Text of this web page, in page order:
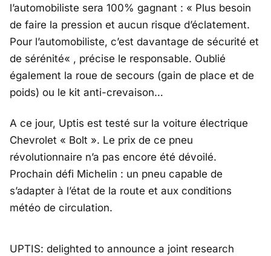
l’automobiliste sera 100% gagnant : « Plus besoin
de faire la pression et aucun risque d’éclatement.
Pour l’automobiliste, c’est davantage de sécurité et
de sérénité« , précise le responsable. Oublié
également la roue de secours (gain de place et de
poids) ou le kit anti-crevaison…
A ce jour, Uptis est testé sur la voiture électrique
Chevrolet « Bolt ». Le prix de ce pneu
révolutionnaire n’a pas encore été dévoilé.
Prochain défi Michelin : un pneu capable de
s’adapter à l’état de la route et aux conditions
météo de circulation.
UPTIS: delighted to announce a joint research